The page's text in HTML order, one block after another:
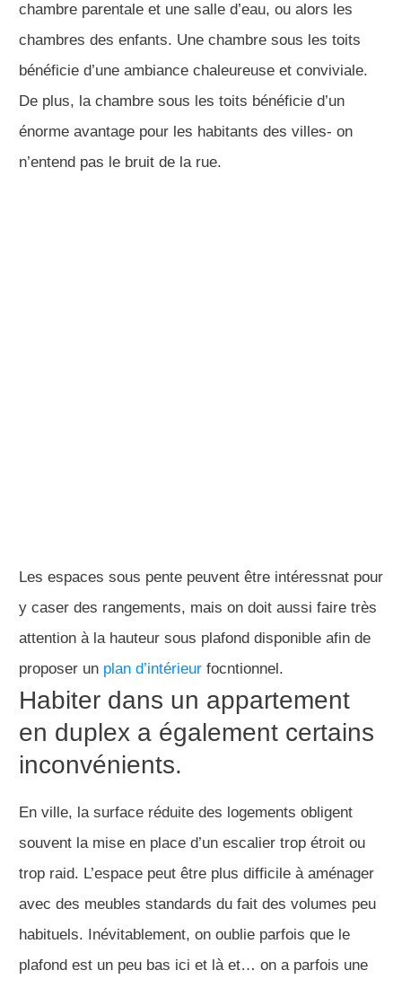
chambre parentale et une salle d’eau, ou alors les
chambres des enfants. Une chambre sous les toits
bénéficie d’une ambiance chaleureuse et conviviale.
De plus, la chambre sous les toits bénéficie d’un
énorme avantage pour les habitants des villes- on
n’entend pas le bruit de la rue.
Les espaces sous pente peuvent être intéressnat pour
y caser des rangements, mais on doit aussi faire très
attention à la hauteur sous plafond disponible afin de
proposer un plan d’intérieur focntionnel.
Habiter dans un appartement
en duplex a également certains
inconvénients.
En ville, la surface réduite des logements obligent
souvent la mise en place d’un escalier trop étroit ou
trop raid. L’espace peut être plus difficile à aménager
avec des meubles standards du fait des volumes peu
habituels. Inévitablement, on oublie parfois que le
plafond est un peu bas ici et là et… on a parfois une